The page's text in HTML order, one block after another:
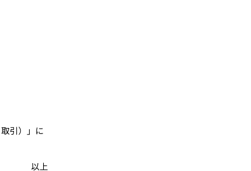
取引）」に
以上